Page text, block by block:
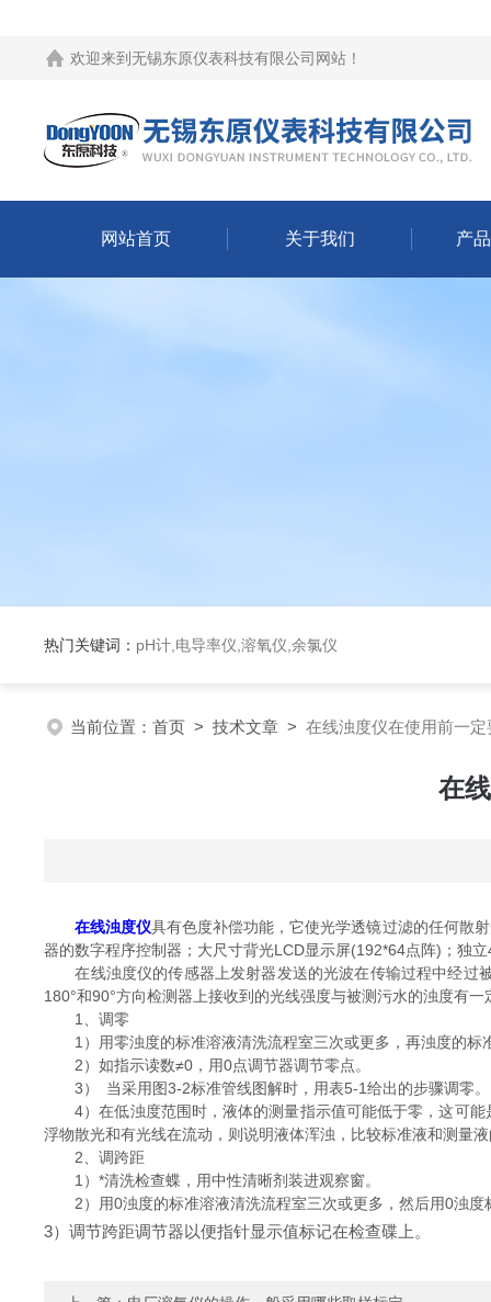
欢迎来到 无锡东原仪表科技有限公司网站 ！
网站首页 关于我们 产
热门关键词： pH计,电导率仪,溶氧仪,余氯仪
当前位置： 首页 > 技术文章 > 在线浊度仪在使用前一
在
在线浊度仪具有色度补偿功能，它使光学透镜过滤的任何散
器的数字程序控制器；大尺寸背光LCD显示屏(192*64点阵)；独
在线浊度仪的传感器上发射器发送的光波在传输过程中经过
180°和90°方向检测器上接收到的光线强度与被测污水的浊度有
1、调零
1）用零浊度的标准溶液清洗流程室三次或更多，再浊度的标
2）如指示读数≠0，用0点调节器调节零点。
3） 当采用图3-2标准管线图解时，用表5-1给出的步骤调零
4）在低浊度范围时，液体的测量指示值可能低于零，这可能
浮物散光和有光线在流动，则说明液体浑浊，比较标准液和测量
2、调跨距
1）*清洗检查蝶，用中性清晰剂装进观察窗。
2）用0浊度的标准溶液清洗流程室三次或更多，然后用0浊度
3）调节跨距调节器以便指针显示值标记在检查碟上。